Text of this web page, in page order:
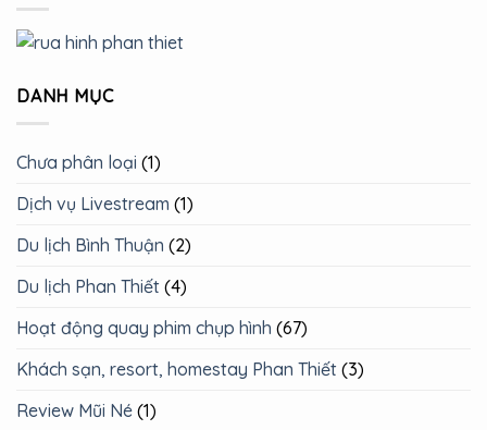
DANH MỤC
Chưa phân loại (1)
Dịch vụ Livestream (1)
Du lịch Bình Thuận (2)
Du lịch Phan Thiết (4)
Hoạt động quay phim chụp hình (67)
Khách sạn, resort, homestay Phan Thiết (3)
Review Mũi Né (1)